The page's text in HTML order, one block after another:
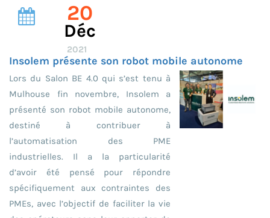
20
Déc
2021
Insolem présente son robot mobile autonome
Lors du Salon BE 4.0 qui s’est tenu à
Mulhouse fin novembre, Insolem a
présenté son robot mobile autonome,
destiné à contribuer à
l’automatisation des PME
industrielles. Il a la particularité
d’avoir été pensé pour répondre
spécifiquement aux contraintes des
PMEs, avec l’objectif de faciliter la vie